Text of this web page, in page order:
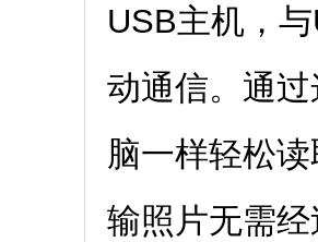
USB主机，
动通信。通
脑一样轻松
输照片无需